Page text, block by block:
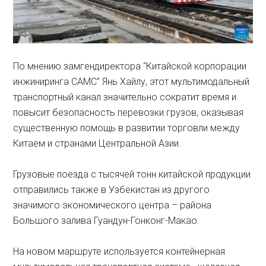
По мнению замгендиректора “Китайской корпорации
инжиниринга CAMC” Янь Хайлу, этот мультимодальный
транспортный канал значительно сократит время и
повысит безопасность перевозки грузов, оказывая
существенную помощь в развитии торговли между
Китаем и странами Центральной Азии.
Грузовые поезда с тысячей тонн китайской продукции
отправились также в Узбекистан из другого
значимого экономического центра – района
Большого залива Гуандун-Гонконг-Макао.
На новом маршруте используется контейнерная